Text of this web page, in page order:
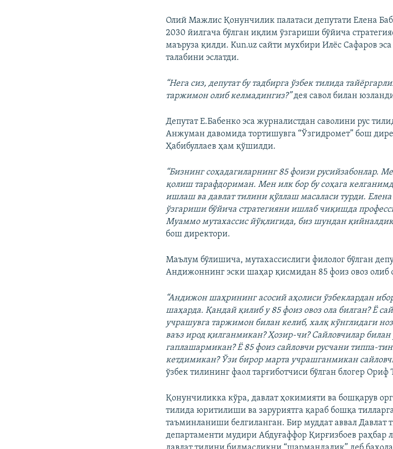
Олий Мажлис Қонунчилик палатаси депутати Елена
2030 йилгача бўлган иқлим ўзгариши бўйича
маъруза қилди. Kun.uz сайти мухбири Илёс Сафаров эса
талабини эслатди.
“Нега сиз, депутат бу тадбирга ўзбек тилида
таржимон олиб келмадингиз?”дея савол билан
Депутат Е.Бабенко эса журналистдан саволини рус
Анжуман давомида тортишувга “Ўзгидромет” бош
Ҳабибуллаев ҳам қўшилди.
“Бизнинг соҳадагиларнинг 85 фоизи русийзабонлар.
қолиш тарафдориман. Мен илк бор бу соҳага
ишлаш ва давлат тилини қўллаш масаласи турди.
ўзгариши бўйича стратегияни ишлаб чиқишда
Муаммо мутахассис йўқлигида, биз шундан
бош директори.
Маълум бўлишича, мутахассислиги филолог бўлган
Андижоннинг эски шаҳар қисмидан 85 фоиз овоз олиб
“Андижон шаҳрининг асосий аҳолиси ўзбеклардан
шаҳарда. Қандай қилиб у 85 фоиз овоз ола билган? Ё
учрашувга таржимон билан келиб, халқ кўнглидаги
ваъз ирод қилганмикан? Ҳозир-чи? Сайловчилар
гаплашармикан? Ё 85 фоиз сайловчи русчани типпа-
кетдимикан? Ўзи бирор марта учрашганмикан
ўзбек тилининг фаол тарғиботчиси бўлган блогер Ориф
Қонунчиликка кўра, давлат ҳокимияти ва бошқарув
тилида юритилиши ва заруриятга қараб бошқа
таъминланиши белгиланган. Бир муддат аввал
департаменти мудири Абдуғаффор Қирғизбоев раҳбар